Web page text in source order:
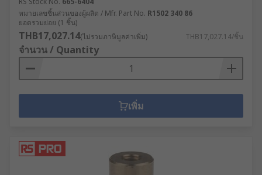
หมายเลขชิ้นส่วนของผู้ผลิต / Mfr. Part No. R1502 340 86
ยอดรวมย่อย (1 ชิ้น)
THB17,027.14(ไม่รวมภาษีมูลค่าเพิ่ม) THB17,027.14/ชิ้น
จำนวน / Quantity
เพิ่ม